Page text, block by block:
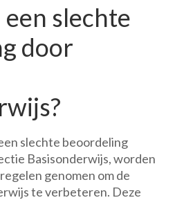
slechte
door
slechte beoordeling
Basisonderwijs, worden
genomen om de
te verbeteren. Deze